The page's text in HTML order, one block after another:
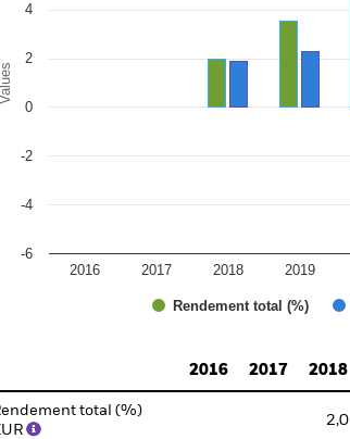
Values
Rendement total (%)
2016 2017 2018 2019
-6
-4
-2
0
2
4
2016
2017 2018
total (%)
2,0